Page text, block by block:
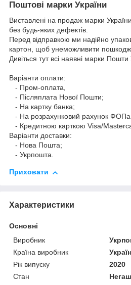
Поштові марки України
Виставлені на продаж марки України
без будь-яких дефектів.
Перед відправкою ми надійно
картон, щоб унеможливити
Дивіться тут всі наявні марки Пошти
Варіанти оплати:
- Пром-оплата,
- Післяплата Нової Пошти;
- На картку банка;
- На розрахунковий рахунок
- Кредитною карткою Visa/
Варіанти доставки:
- Нова Пошта;
- Укрпошта.
Приховати
Характеристики
Основні
Виробник
Країна виробник
Рік випуску
2020
Стан